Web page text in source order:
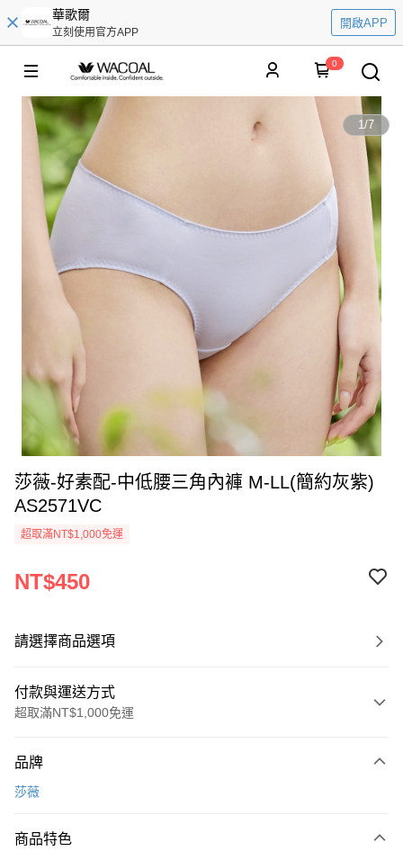
華歌爾
立刻使用官方APP
開啟APP
0
1/7
莎薇-好素配-中低腰三角內褲 M-LL(簡約灰紫)
AS2571VC
超取滿NT$1,000免運
NT$450
請選擇商品選項
付款與運送方式
超取滿NT$1,000免運
信用卡一次付款
LINE Pay
品牌
莎薇
商品特色